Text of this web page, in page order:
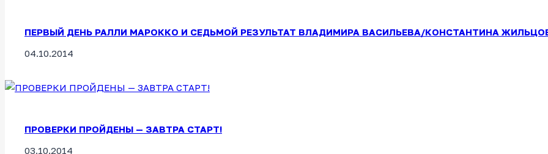
ПЕРВЫЙ ДЕНЬ РАЛЛИ МАРОККО И СЕДЬМОЙ РЕЗУЛЬТАТ ВЛАДИМИРА ВАСИЛЬЕВА/КОНСТАНТИНА
04.10.2014
ПРОВЕРКИ ПРОЙДЕНЫ — ЗАВТРА СТАРТ!
03.10.2014